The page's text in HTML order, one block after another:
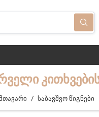
/ საბავშვო წიგნები